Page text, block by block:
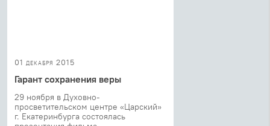
01 декабря 2015
Гарант сохранения веры
29 ноября в Духовно-
просветительском центре «Царский»
г. Екатеринбурга состоялась